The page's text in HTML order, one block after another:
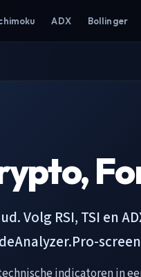
ADX Bollinger
Volg RSI, TSI en
indicatoren in